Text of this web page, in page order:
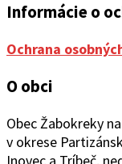
Informácie o
Ochrana
O obci
Obec Žabokreky
v okrese